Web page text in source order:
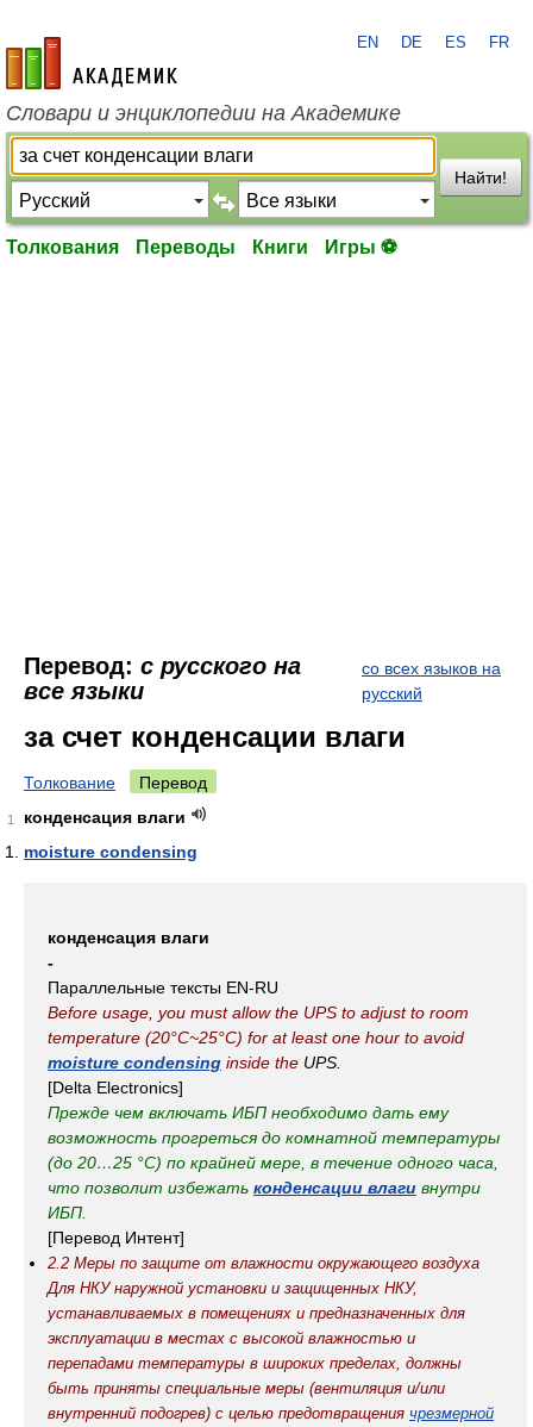
academic.ru
EN DE ES FR
Словари и энциклопедии на Академике
Найти!
Толкования Переводы Книги Игры ⚽
Перевод: с русского на
все языки
со всех языков на
русский
за счет конденсации влаги
Толкование Перевод
1
конденсация влаги
moisture condensing
конденсация влаги
-
Параллельные тексты EN-RU
Before usage, you must allow the UPS to adjust to room
temperature (20°C~25°C) for at least one hour to avoid
moisture condensing inside the UPS.
[Delta Electronics]
Прежде чем включать ИБП необходимо дать ему
возможность прогреться до комнатной температуры
(до 20…25 °С) по крайней мере, в течение одного часа,
что позволит избежать конденсации влаги внутри
ИБП.
[Перевод Интент]
2.2 Меры по защите от влажности окружающего воздуха
Для НКУ наружной установки и защищенных НКУ,
устанавливаемых в помещениях и предназначенных для
эксплуатации в местах с высокой влажностью и
перепадами температуры в широких пределах, должны
быть приняты специальные меры (вентиляция и/или
внутренний подогрев) с целью предотвращения чрезмерной